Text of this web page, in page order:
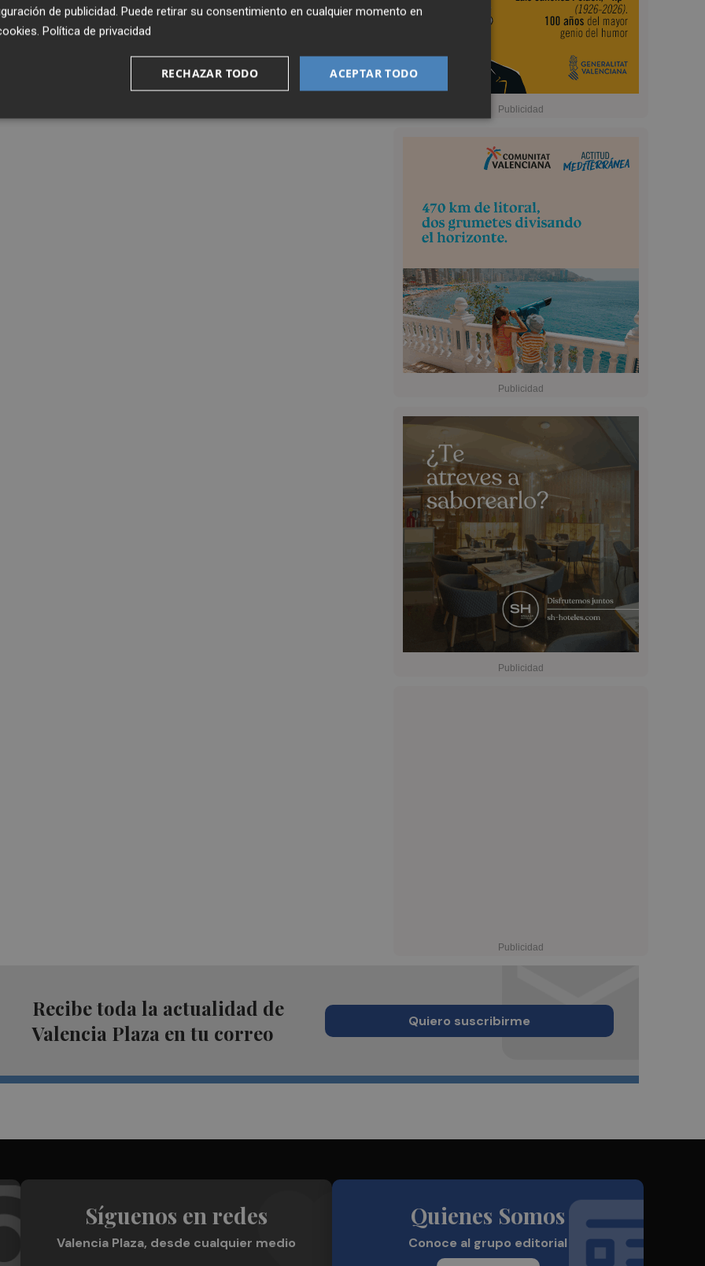
Recibe toda la actualidad de
Valencia Plaza en tu correo
Quiero suscribirme
Síguenos en redes
Valencia Plaza, desde cualquier medio
Quienes Somos
Conoce al grupo editorial
de publicidad. Puede retirar su consentimiento en cualquier momento en
. Política de privacidad
ACEPTAR TODO
RECHAZAR TODO